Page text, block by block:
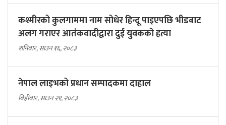
कश्मीरको कुलगाममा नाम सोधेर हिन्दू पाइएपछि भीडबाट
अलग गराएर आतंकवादीद्वारा दुई युवकको हत्या
शनिबार, साउन १६, २०८३
नेपाल लाइभको प्रधान सम्पादकमा दाहाल
बिहीबार, साउन २१, २०८३